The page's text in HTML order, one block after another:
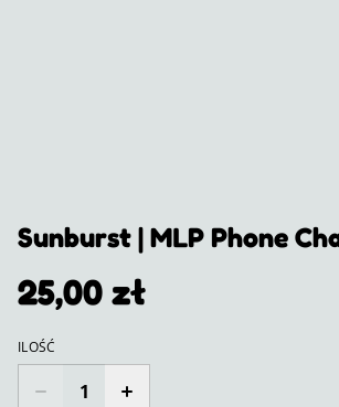
Sunburst | MLP Phone
25,00 zł
ILOŚĆ